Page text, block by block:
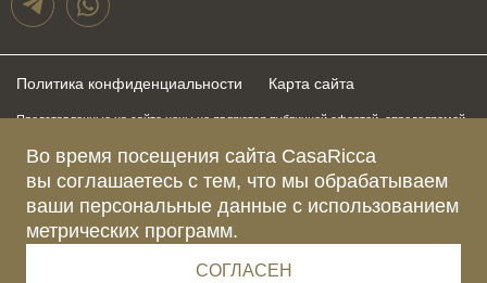
Во время посещения сайта CasaRicca
вы соглашаетесь с тем, что мы обрабатываем
ваши персональные данные с использованием
метрических программ.
СОГЛАСЕН
Политика конфиденциальности Карта сайта
Представленные на сайте цены не являются публичной офертой, определяемой
быть изменены в любое время без предупреждения. Для получения актуальной и
подробной информации о стоимости, сроках и условиях поставки просьба
обращаться к менеджерам по указанным выше телефонам
Зарегистрированное название компании
Адрес Ш. РУБЛЁВСКОЕ, Д. 52А, ПОМЕЩ. I ЭТАЖ 2, КОМ. 81 Г.МОСКВА, ВН.ТЕР.